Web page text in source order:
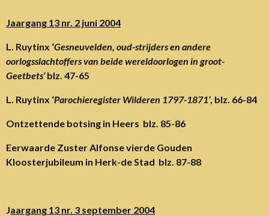
Jaargang 13 nr. 2 juni 2004
L. Ruytinx ‘Gesneuvelden, oud-strijders en andere
oorlogsslachtoffers van beide wereldoorlogen in groot-
Geetbets’blz. 47-65
L. Ruytinx ‘Parochieregister Wilderen 1797-1871’, blz. 66-84
Ontzettende botsing in Heers blz. 85-86
Eerwaarde Zuster Alfonse vierde Gouden
Kloosterjubileum in Herk-de Stad blz. 87-88
Jaargang 13 nr. 3 september 2004